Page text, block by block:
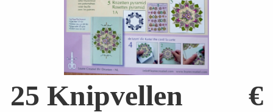
25 Knipvellen €